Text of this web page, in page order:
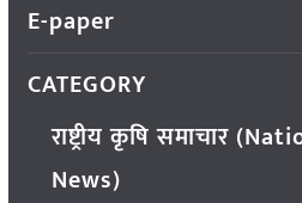
E-paper
CATEGORY
राष्ट्रीय कृषि समाचार
News)